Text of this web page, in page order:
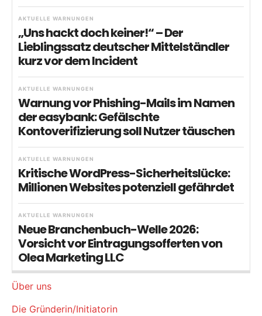
AKTUELLE WARNUNGEN
„Uns hackt doch keiner!“ – Der
Lieblingssatz deutscher Mittelständler
kurz vor dem Incident
AKTUELLE WARNUNGEN
Warnung vor Phishing-Mails im Namen
der easybank: Gefälschte
Kontoverifizierung soll Nutzer täuschen
AKTUELLE WARNUNGEN
Kritische WordPress-Sicherheitslücke:
Millionen Websites potenziell gefährdet
AKTUELLE WARNUNGEN
Neue Branchenbuch-Welle 2026:
Vorsicht vor Eintragungsofferten von
Olea Marketing LLC
Über uns
Die Gründerin/Initiatorin